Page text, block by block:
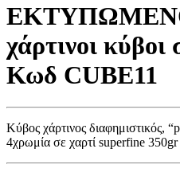
χάρτινοι
Κωδ CUBE11
Κύβος χάρτινος διαφημιστικός,
4χρωμία σε χαρτί superfine 350gr